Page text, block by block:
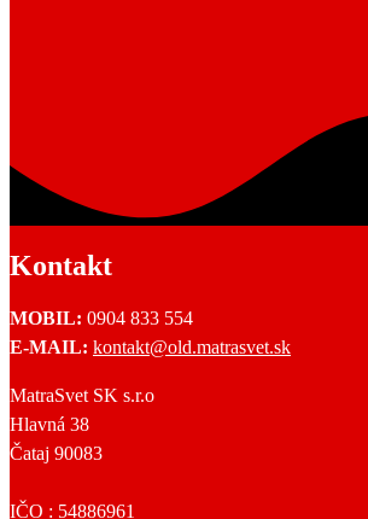
Kontakt
MOBIL: 0904 833 554
E-MAIL: kontakt@old.matrasvet.sk
MatraSvet SK s.r.o
Hlavná 38
Čataj 90083
IČO : 54886961